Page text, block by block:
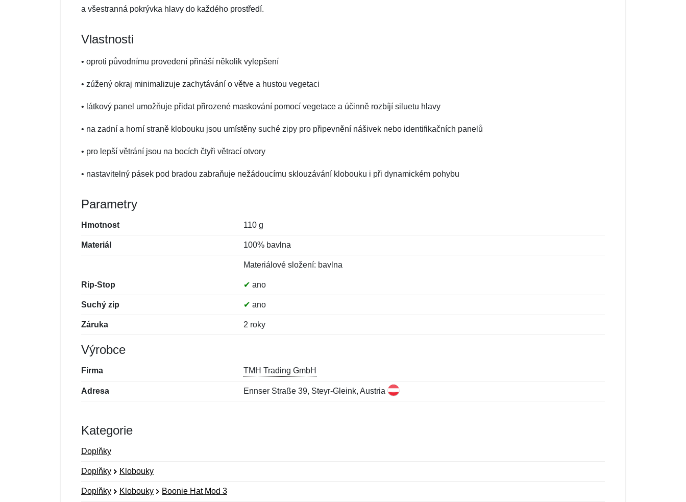
a všestranná pokrývka hlavy do každého prostředí.
Vlastnosti
• oproti původnímu provedení přináší několik vylepšení
• zúžený okraj minimalizuje zachytávání o větve a hustou vegetaci
• látkový panel umožňuje přidat přirozené maskování pomocí vegetace a účinně rozbíjí siluetu hlavy
• na zadní a horní straně klobouku jsou umístěny suché zipy pro připevnění nášivek nebo identifikačních panelů
• pro lepší větrání jsou na bocích čtyři větrací otvory
• nastavitelný pásek pod bradou zabraňuje nežádoucímu sklouzávání klobouku i při dynamickém pohybu
Parametry
Hmotnost 110 g
Materiál 100% bavlna
Materiálové složení: bavlna
Rip-Stop ✔ ano
Suchý zip ✔ ano
Záruka 2 roky
Výrobce
Firma TMH Trading GmbH
Adresa Ennser Straße 39, Steyr-Gleink, Austria
Kategorie
Doplňky
Doplňky Klobouky
Doplňky Klobouky Boonie Hat Mod 3